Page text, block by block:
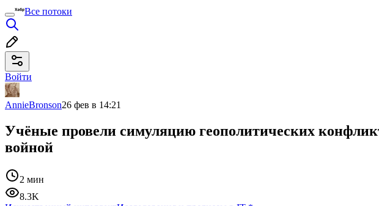
Все потоки
Войти
AnnieBronson26 фев в 14:21
Учёные провели симуляцию геополитических
войной
2 мин
8.3K